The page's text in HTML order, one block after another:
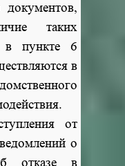
таких
в пункте 6
в
от
о
отказе в